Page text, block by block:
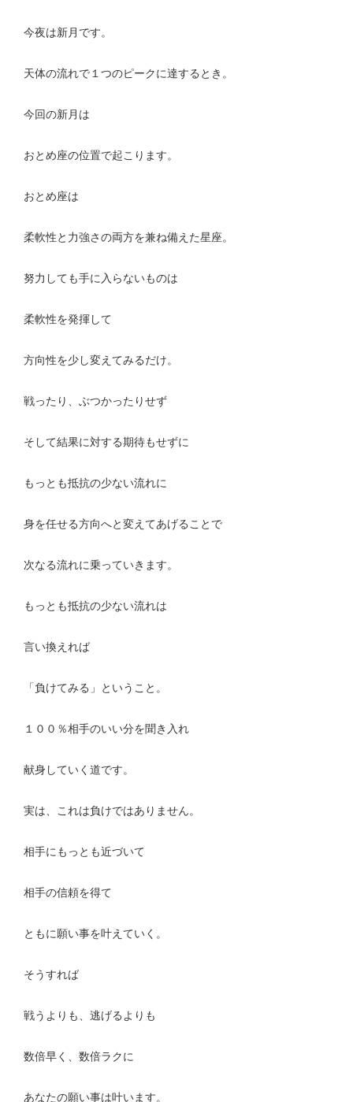
今夜は新月です。
天体の流れで１つのピークに達するとき。
今回の新月は
おとめ座の位置で起こります。
おとめ座は
柔軟性と力強さの両方を兼ね備えた星座。
努力しても手に入らないものは
柔軟性を発揮して
方向性を少し変えてみるだけ。
戦ったり、ぶつかったりせず
そして結果に対する期待もせずに
もっとも抵抗の少ない流れに
身を任せる方向へと変えてあげることで
次なる流れに乗っていきます。
もっとも抵抗の少ない流れは
言い換えれば
「負けてみる」ということ。
１００％相手のいい分を聞き入れ
献身していく道です。
実は、これは負けではありません。
相手にもっとも近づいて
相手の信頼を得て
ともに願い事を叶えていく。
そうすれば
戦うよりも、逃げるよりも
数倍早く、数倍ラクに
あなたの願い事は叶います。